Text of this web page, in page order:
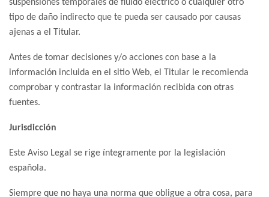
suspensiones temporales de fluido eléctrico o cualquier otro
tipo de daño indirecto que te pueda ser causado por causas
ajenas a el Titular.
Antes de tomar decisiones y/o acciones con base a la
información incluida en el sitio Web, el Titular le recomienda
comprobar y contrastar la información recibida con otras
fuentes.
Jurisdicción
Este Aviso Legal se rige íntegramente por la legislación
española.
Siempre que no haya una norma que obligue a otra cosa, para